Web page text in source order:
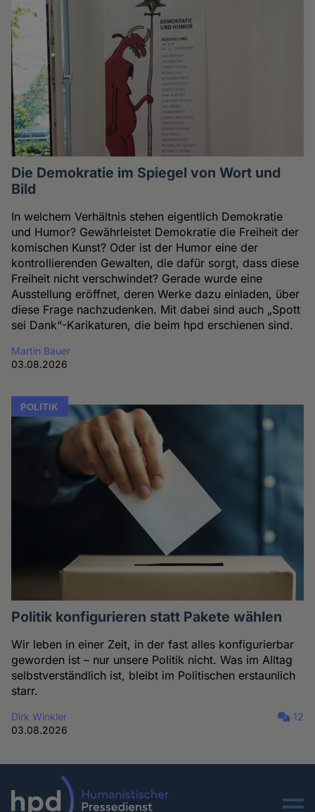
Die Demokratie im Spiegel von Wort und
Bild
In welchem Verhältnis stehen eigentlich Demokratie
und Humor? Gewährleistet Demokratie die Freiheit der
komischen Kunst? Oder ist der Humor eine der
kontrollierenden Gewalten, die dafür sorgt, dass diese
Freiheit nicht verschwindet? Gerade wurde eine
Ausstellung eröffnet, deren Werke dazu einladen, über
diese Frage nachzudenken. Mit dabei sind auch „Spott
sei Dank“-Karikaturen, die beim hpd erschienen sind.
Martin Bauer
03.08.2026
POLITIK
Politik konfigurieren statt Pakete wählen
Wir leben in einer Zeit, in der fast alles konfigurierbar
geworden ist – nur unsere Politik nicht. Was im Alltag
selbstverständlich ist, bleibt im Politischen erstaunlich
starr.
Dirk Winkler
03.08.2026
12